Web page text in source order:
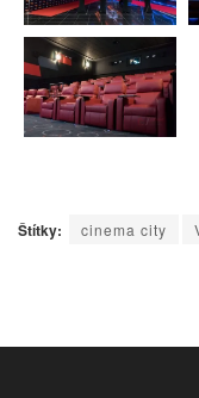
Štítky: cinema city